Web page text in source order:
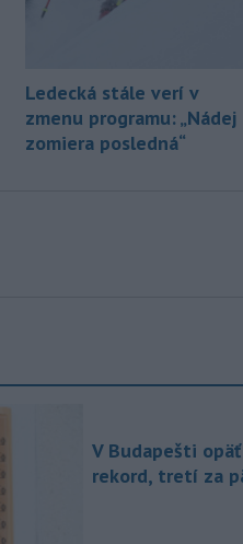
Ledecká stále verí v
zmenu programu: „Nádej
zomiera posledná“
V Budapešti
rekord, tretí za